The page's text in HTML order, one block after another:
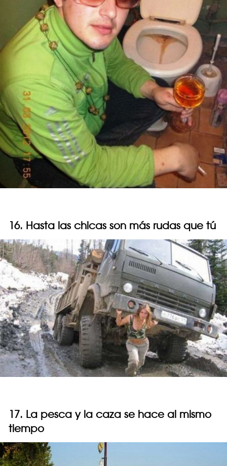
16. Hasta las chicas son más rudas que tú
17. La pesca y la caza se hace al mismo
tiempo